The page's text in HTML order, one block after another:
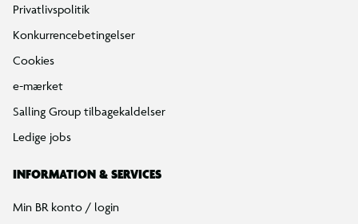
Privatlivspolitik
Konkurrencebetingelser
Cookies
e-mærket
Salling Group tilbagekaldelser
Ledige jobs
INFORMATION & SERVICES
Min BR konto / login